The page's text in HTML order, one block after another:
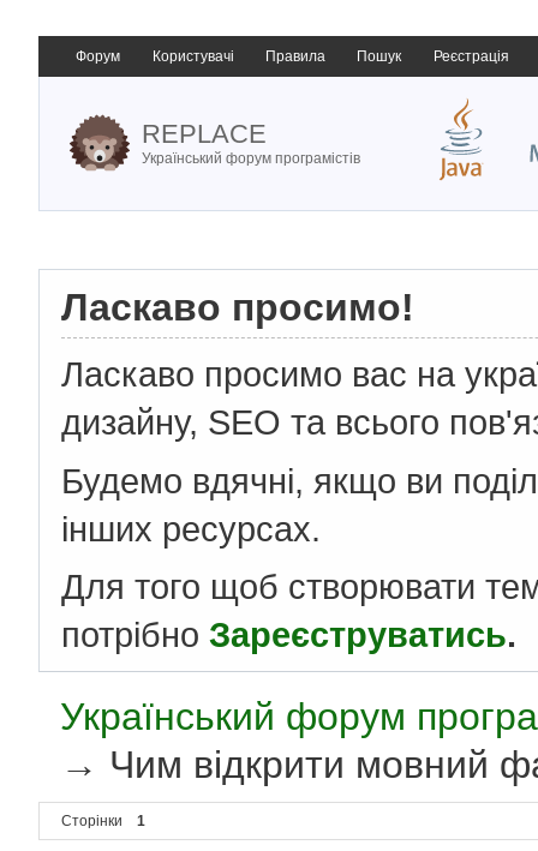
Форум Користувачі Правила Пошук Реєстрація
REPLACE
Український форум програмістів
Ласкаво просимо!
Ласкаво просимо вас на
дизайну, SEO та всього
Будемо вдячні, якщо ви
інших ресурсах.
Для того щоб створювати
потрібно Зареєструватись.
Український форум
→ Чим відкрити мовний
Сторінки 1